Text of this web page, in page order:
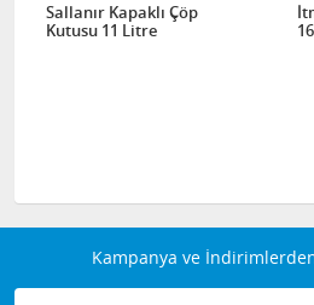
Sallanır Kapaklı Çöp
Kutusu 11 Litre
Kampanya ve